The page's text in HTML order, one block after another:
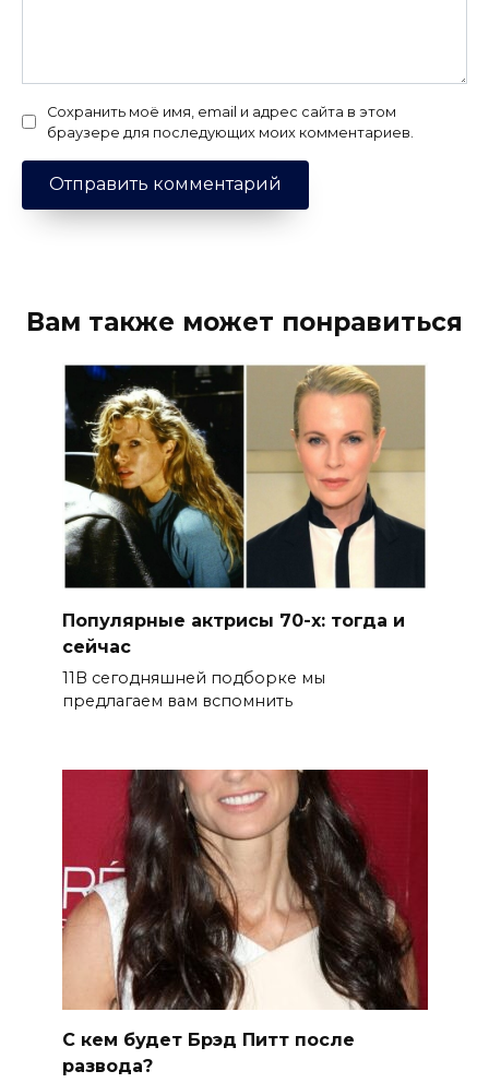
Сохранить моё имя, email и адрес сайта в этом
браузере для последующих моих комментариев.
Вам также может понравиться
Популярные актрисы 70-х: тогда и
сейчас
11В сегодняшней подборке мы
предлагаем вам вспомнить
С кем будет Брэд Питт после
развода?